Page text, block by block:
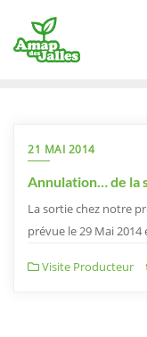
content
21 MAI 2014
Annulation… de la
La sortie chez notre
prévue le 29 Mai
Visite Producteur